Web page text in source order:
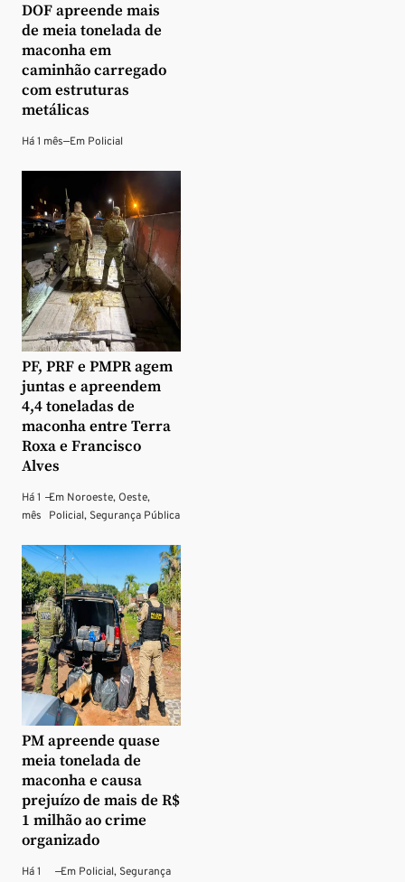
DOF apreende mais
de meia tonelada de
maconha em
caminhão carregado
com estruturas
metálicas
Há 1 mês—Em Policial
PF, PRF e PMPR agem
juntas e apreendem
4,4 toneladas de
maconha entre Terra
Roxa e Francisco
Alves
Há 1
mês
—Em Noroeste,Oeste,
Policial, Segurança Pública
PM apreende quase
meia tonelada de
maconha e causa
prejuízo de mais de R$
1 milhão ao crime
organizado
Há 1
—Em Policial, Segurança